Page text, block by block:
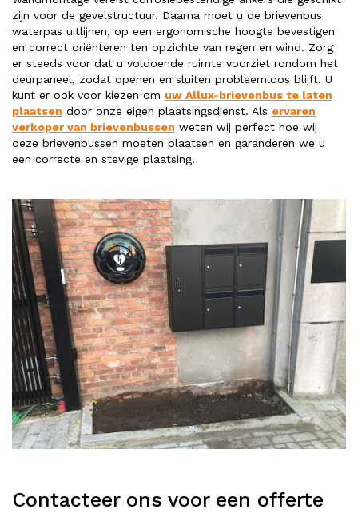
zijn voor de gevelstructuur. Daarna moet u de brievenbus
waterpas uitlijnen, op een ergonomische hoogte bevestigen
en correct oriënteren ten opzichte van regen en wind. Zorg
er steeds voor dat u voldoende ruimte voorziet rondom het
deurpaneel, zodat openen en sluiten probleemloos blijft. U
kunt er ook voor kiezen om uw Allux-brievenbus te laten
plaatsen door onze eigen plaatsingsdienst. Als ervaren
verkoper van brievenbussen weten wij perfect hoe wij
deze brievenbussen moeten plaatsen en garanderen we u
een correcte en stevige plaatsing.
Contacteer ons voor een offerte